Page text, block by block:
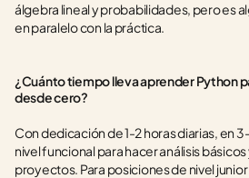
álgebra lineal y probabilidades, pero es
en paralelo con la práctica.
¿Cuánto tiempo lleva aprender Python
desde cero?
Con dedicación de 1-2 horas diarias, en
nivel funcional para hacer análisis
proyectos. Para posiciones de nivel